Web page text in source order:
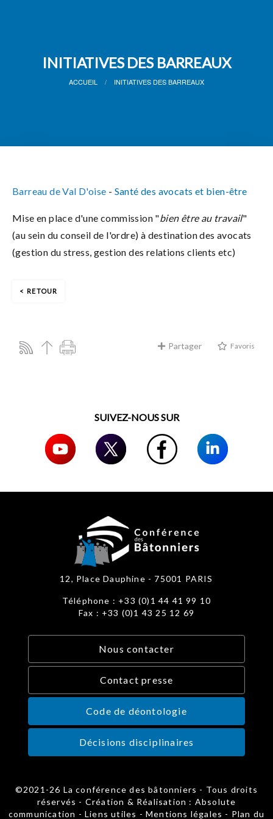
INITIATIVES DES BARREAUX
ACCUEIL INITIATIVES DES BARREAUX
Barreau de Val D'oise - Santé des avocats et bien-être
Mise en place d'une commission "bien être au travail"
(au sein du conseil de l'ordre) à destination des avocats
(gestion du stress, gestion des relations clients etc)
RETOUR
Partager Favoris
SUIVEZ-NOUS SUR
12, Place Dauphine - 75001 PARIS
Téléphone : +33 (0)1 44 41 99 10
Fax : +33 (0)1 43 25 12 69
Nous contacter
Contact presse
Code de déontologie
Décisions disciplinaires
©2021-26 La conférence des bâtonniers - Tous droits
réservés - Création & Réalisation : Absolute
communication - Liens utiles - Mentions légales - Plan du